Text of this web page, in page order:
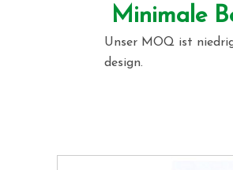
Minimale
Unser MOQ ist
design.